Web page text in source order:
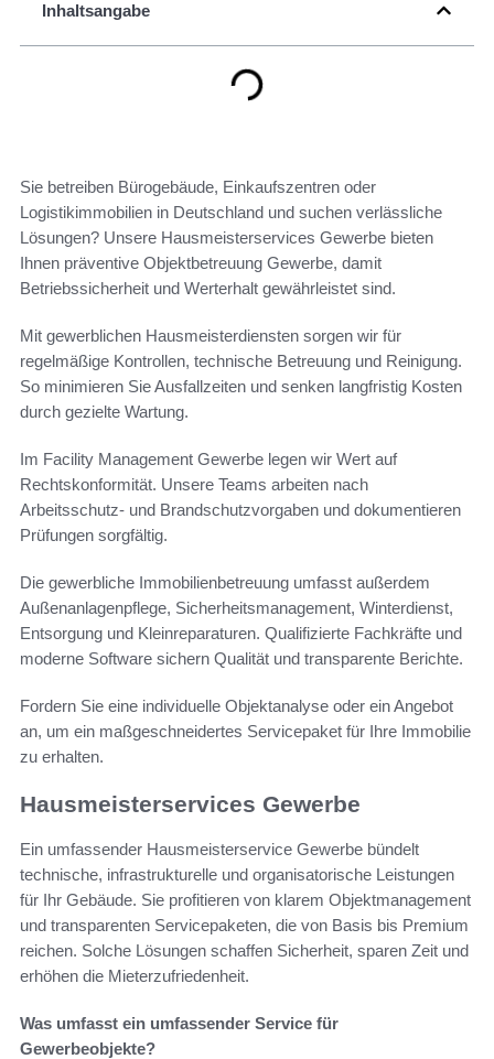
Inhaltsangabe
Sie betreiben Bürogebäude, Einkaufszentren oder
Logistikimmobilien in Deutschland und suchen verlässliche
Lösungen? Unsere Hausmeisterservices Gewerbe bieten
Ihnen präventive Objektbetreuung Gewerbe, damit
Betriebssicherheit und Werterhalt gewährleistet sind.
Mit gewerblichen Hausmeisterdiensten sorgen wir für
regelmäßige Kontrollen, technische Betreuung und Reinigung.
So minimieren Sie Ausfallzeiten und senken langfristig Kosten
durch gezielte Wartung.
Im Facility Management Gewerbe legen wir Wert auf
Rechtskonformität. Unsere Teams arbeiten nach
Arbeitsschutz- und Brandschutzvorgaben und dokumentieren
Prüfungen sorgfältig.
Die gewerbliche Immobilienbetreuung umfasst außerdem
Außenanlagenpflege, Sicherheitsmanagement, Winterdienst,
Entsorgung und Kleinreparaturen. Qualifizierte Fachkräfte und
moderne Software sichern Qualität und transparente Berichte.
Fordern Sie eine individuelle Objektanalyse oder ein Angebot
an, um ein maßgeschneidertes Servicepaket für Ihre Immobilie
zu erhalten.
Hausmeisterservices Gewerbe
Ein umfassender Hausmeisterservice Gewerbe bündelt
technische, infrastrukturelle und organisatorische Leistungen
für Ihr Gebäude. Sie profitieren von klarem Objektmanagement
und transparenten Servicepaketen, die von Basis bis Premium
reichen. Solche Lösungen schaffen Sicherheit, sparen Zeit und
erhöhen die Mieterzufriedenheit.
Was umfasst ein umfassender Service für
Gewerbeobjekte?